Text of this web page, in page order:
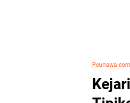
Peunawa.com